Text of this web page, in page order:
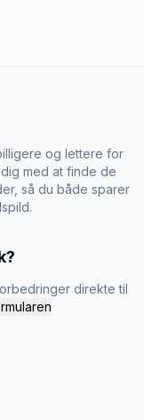
og lettere for
med at finde de
så du både sparer
direkte til